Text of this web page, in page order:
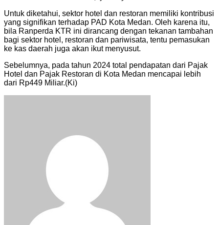
Untuk diketahui, sektor hotel dan restoran memiliki kontribusi
yang signifikan terhadap PAD Kota Medan. Oleh karena itu,
bila Ranperda KTR ini dirancang dengan tekanan tambahan
bagi sektor hotel, restoran dan pariwisata, tentu pemasukan
ke kas daerah juga akan ikut menyusut.
Sebelumnya, pada tahun 2024 total pendapatan dari Pajak
Hotel dan Pajak Restoran di Kota Medan mencapai lebih
dari Rp449 Miliar.(Ki)